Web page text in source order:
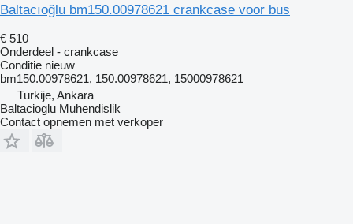
Baltacıoğlu bm150.00978621 crankcase voor bus
€ 510
Onderdeel - crankcase
Conditie nieuw
bm150.00978621, 150.00978621, 15000978621
Turkije, Ankara
Baltacioglu Muhendislik
Contact opnemen met verkoper